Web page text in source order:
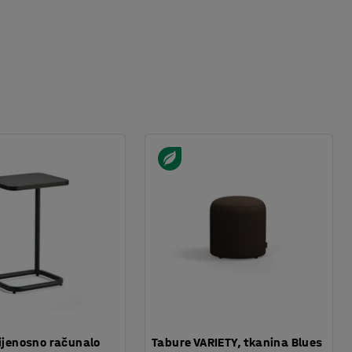
računalo
Tabure VARIETY, tkanina Blues